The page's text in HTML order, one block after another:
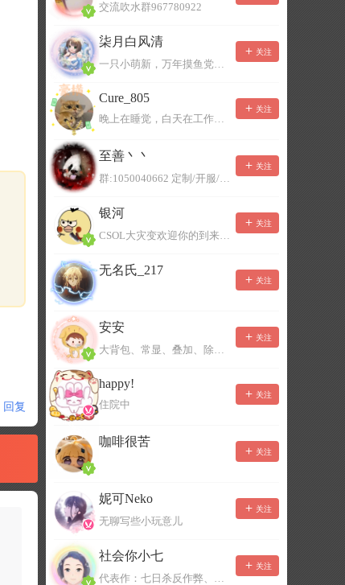
回复
交流吹水群967780922
柒月白风清
一只小萌新，万年摸鱼党！已经脱坑了。。。
关注
Cure_805
晚上在睡觉，白天在工作，不一定能及时回复，有事可以留言！
关注
至善丶丶
群:1050040662 定制/开服/地图制作/价格公道
关注
银河
CSOL大灾变欢迎你的到来。QQ群：967780922
关注
无名氏_217
关注
安安
大背包、常显、叠加、除草树，唯一作者QQ383125283
关注
happy!
住院中
关注
咖啡很苦
关注
妮可Neko
无聊写些小玩意儿
关注
社会你小七
代表作：七日杀反作弊、七日杀云黑、七日杀BOT、七日杀云商城
关注